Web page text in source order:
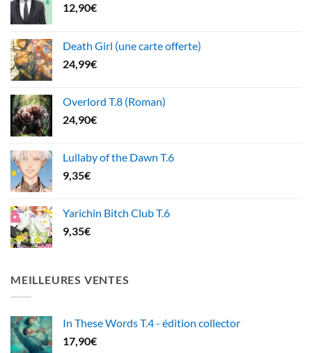
12,90€
Death Girl (une carte offerte)
24,99€
Overlord T.8 (Roman)
24,90€
Lullaby of the Dawn T.6
9,35€
Yarichin Bitch Club T.6
9,35€
MEILLEURES VENTES
In These Words T.4 - édition collector
17,90€